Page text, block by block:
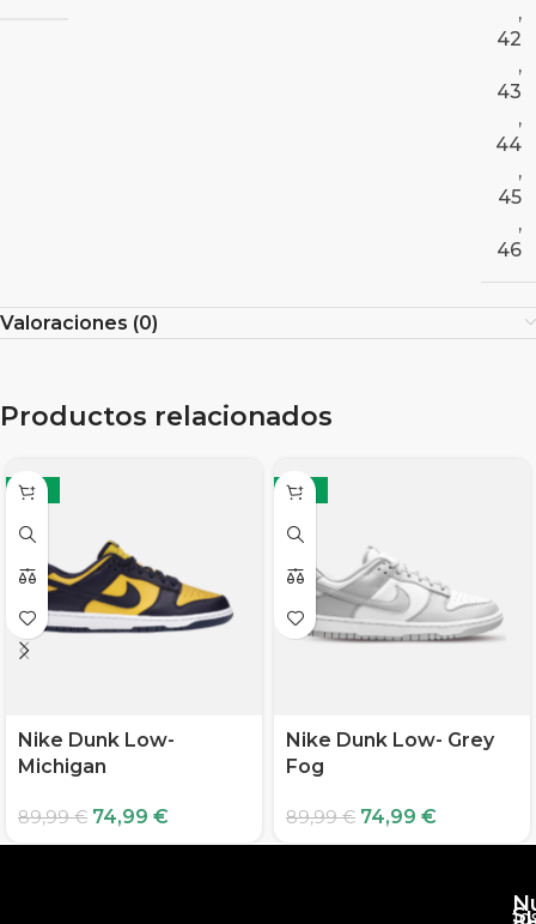
,
42
,
43
,
44
,
45
,
46
Valoraciones (0)
Productos relacionados
-17%
Nike Dunk Low-
Michigan
89,99€ 74,99 €
-17%
Nike Dunk Low- Grey
Fog
89,99€ 74,99 €